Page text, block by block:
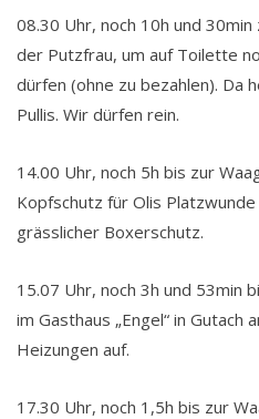
08.30 Uhr, noch 10h und
der Putzfrau, um auf Toilette
dürfen (ohne zu bezahlen). Da
Pullis. Wir dürfen rein.
14.00 Uhr, noch 5h bis zur
Kopfschutz für Olis Platzwunde
grässlicher Boxerschutz.
15.07 Uhr, noch 3h und 53min
im Gasthaus „Engel“ in Gutach
Heizungen auf.
17.30 Uhr, noch 1,5h bis zur